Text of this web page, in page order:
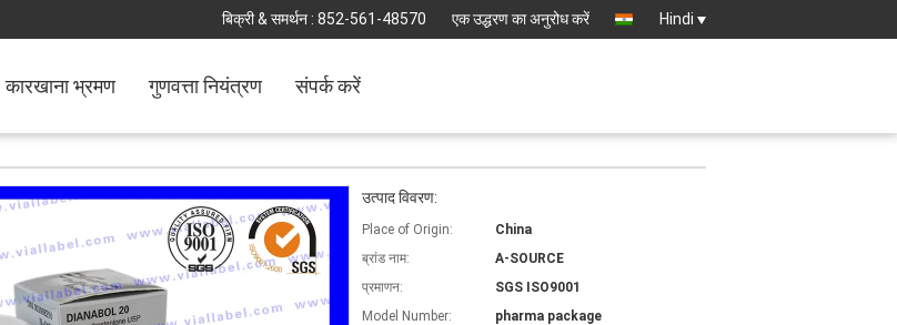
बिक्री & समर्थन : 852-561-48570 एक उद्धरण का अनुरोध करें Hindi
कारखाना भ्रमण गुणवत्ता नियंत्रण संपर्क करें
उत्पाद विवरण:
Place of Origin:
China
ब्रांड नाम:
A-SOURCE
प्रमाणन:
SGS ISO9001
Model Number:
pharma package